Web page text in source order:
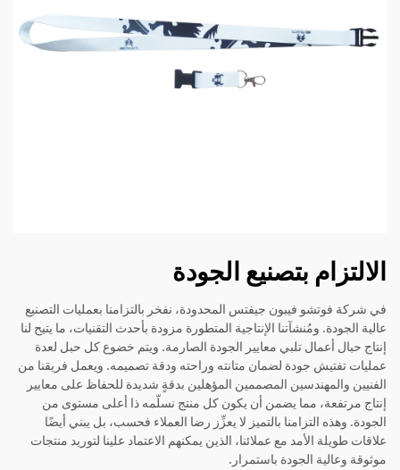
الالتزام بتصنيع الجودة
في شركة فوتشو فيبون جيفتس المحدودة، نفخر بالتزامنا بعمليات التصنيع
عالية الجودة. ومُنشآتنا الإنتاجية المتطورة مزودة بأحدث التقنيات، ما يتيح لنا
إنتاج حبال أعمال تلبي معايير الجودة الصارمة. ويتم خضوع كل حبل لعدة
عمليات تفتيش جودة لضمان متانته وراحته ودقة تصميمه. ويعمل فريقنا من
الفنيين والمهندسين المصممين المؤهلين بدقةٍ شديدة للحفاظ على معايير
إنتاج مرتفعة، مما يضمن أن يكون كل منتج نسلّمه ذا أعلى مستوى من
الجودة. وهذه التزامنا بالتميز لا يعزِّز رضا العملاء فحسب، بل يبني أيضًا
علاقات طويلة الأمد مع عملائنا، الذين يمكنهم الاعتماد علينا لتوريد منتجات
موثوقة وعالية الجودة باستمرار.